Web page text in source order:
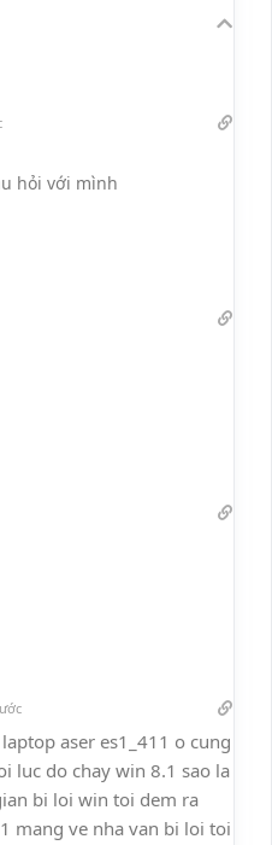
hỏi với mình
aser es1_411 o cung
luc do chay win 8.1 sao la
bi loi win toi dem ra
mang ve nha van bi loi toi